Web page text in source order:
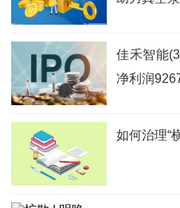
佳禾智能
净利润
如何治理“